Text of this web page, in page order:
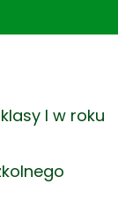
I w roku